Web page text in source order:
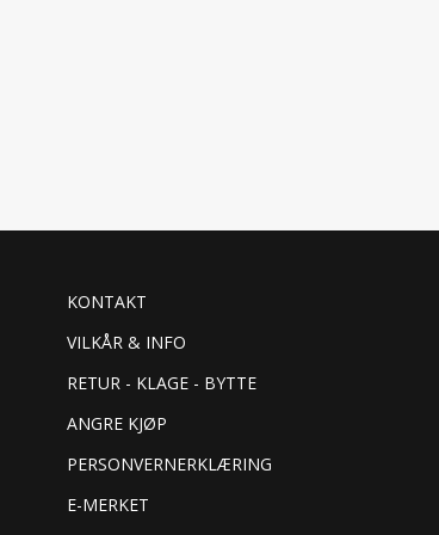
KONTAKT
VILKÅR & INFO
RETUR - KLAGE - BYTTE
ANGRE KJØP
PERSONVERNERKLÆRING
E-MERKET